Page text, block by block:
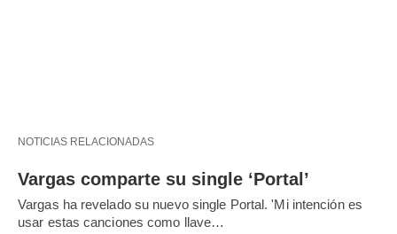
NOTICIAS RELACIONADAS
Vargas comparte su single ‘Portal’
Vargas ha revelado su nuevo single Portal. 'Mi intención es
usar estas canciones como llave…